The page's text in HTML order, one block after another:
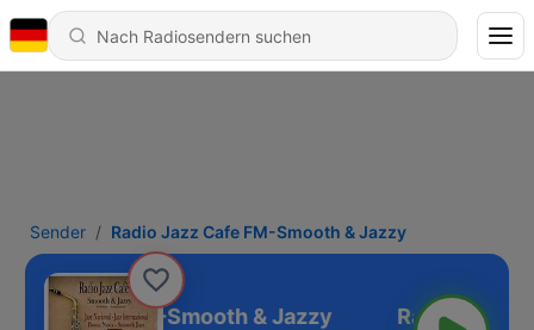
Sender Radio Jazz Cafe FM-Smooth & Jazzy
Jazz Cafe FM-Smooth & Jazzy